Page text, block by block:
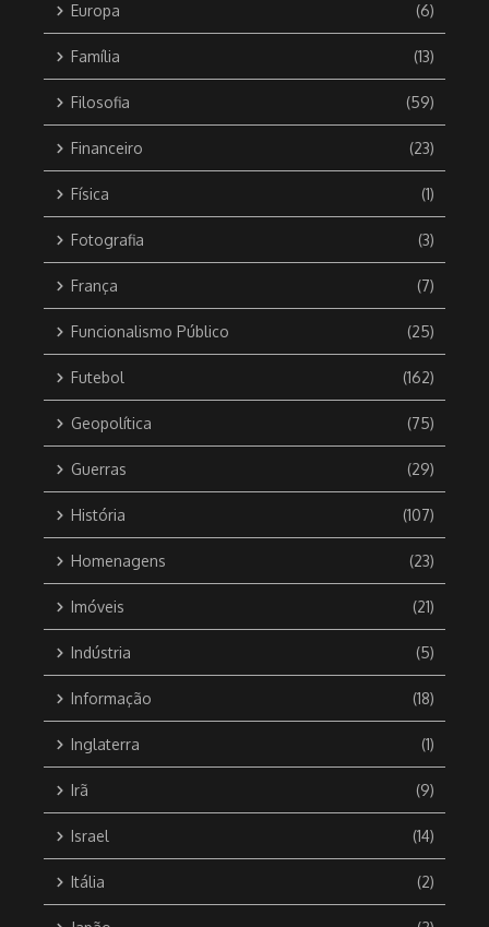
Europa (6)
Família (13)
Filosofia (59)
Financeiro (23)
Física (1)
Fotografia (3)
França (7)
Funcionalismo Público (25)
Futebol (162)
Geopolítica (75)
Guerras (29)
História (107)
Homenagens (23)
Imóveis (21)
Indústria (5)
Informação (18)
Inglaterra (1)
Irã (9)
Israel (14)
Itália (2)